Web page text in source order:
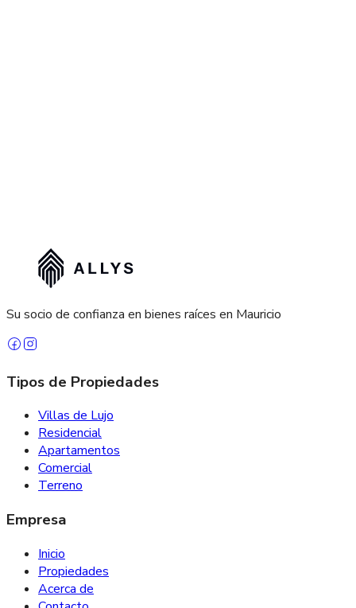
Su socio de confianza en bienes raíces en Mauricio
Tipos de Propiedades
Villas de Lujo
Residencial
Apartamentos
Comercial
Terreno
Empresa
Inicio
Propiedades
Acerca de